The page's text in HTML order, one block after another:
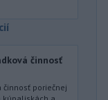
činnosť
činnosť poriečnej